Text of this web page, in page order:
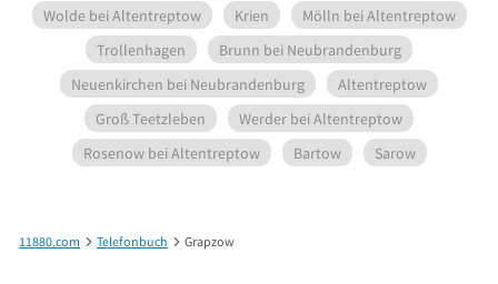
Wolde bei Altentreptow
Krien
Mölln bei Altentreptow
Trollenhagen
Brunn bei Neubrandenburg
Neuenkirchen bei Neubrandenburg
Altentreptow
Groß Teetzleben
Werder bei Altentreptow
Rosenow bei Altentreptow
Bartow Sarow
11880.com Telefonbuch Grapzow